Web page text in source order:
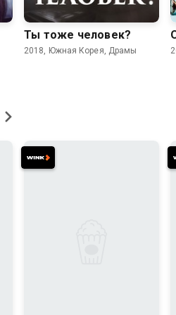
Ты тоже человек?
2018, Южная Корея, Драмы